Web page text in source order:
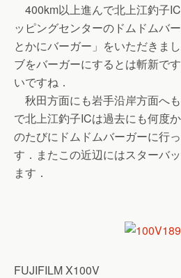
400km以上進んで北上江釣子
ッピングセンターのドムドムバ
とかにバーガー」をいただきま
ブをバーガーにするとは斬新で
いですね．
秋田方面にも岩手沿岸方面へ
で北上江釣子ICは過去にも何度
のたびにドムドムバーガーに行
す．またこの近辺にはスターバ
ます．
FUJIFILM X100V